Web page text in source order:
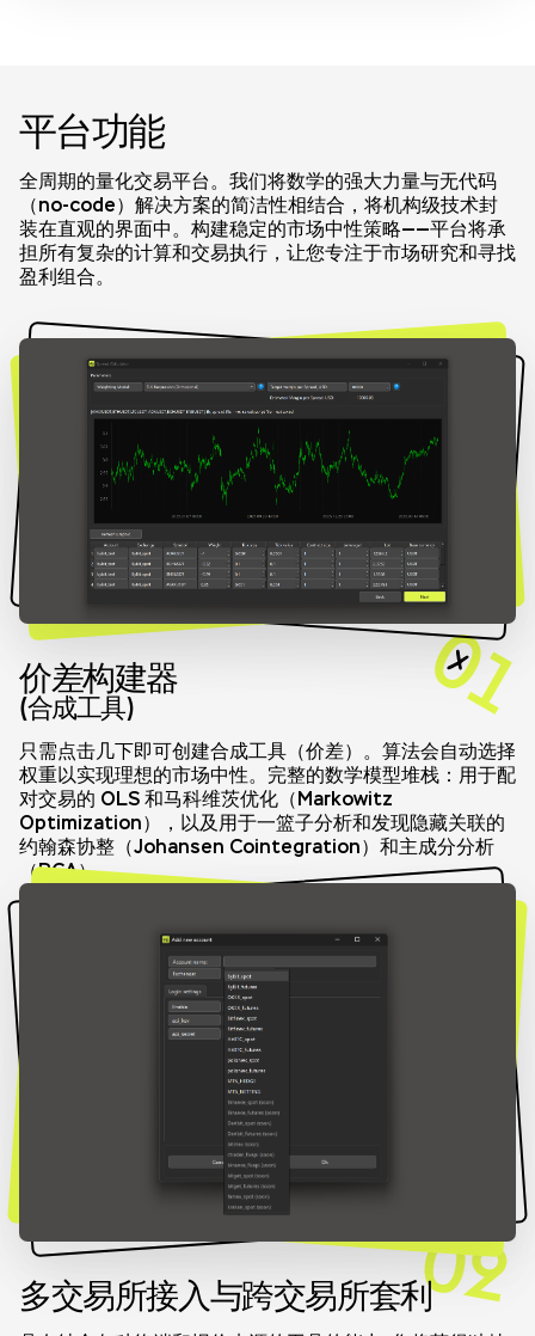
平台功能
全周期的量化交易平台。我们将数学的强大力量与无代码
（no-code）解决方案的简洁性相结合，将机构级技术封
装在直观的界面中。构建稳定的市场中性策略——平台将承
担所有复杂的计算和交易执行，让您专注于市场研究和寻找
盈利组合。
01
价差构建器
(合成工具)
只需点击几下即可创建合成工具（价差）。算法会自动选择
权重以实现理想的市场中性。完整的数学模型堆栈：用于配
对交易的 OLS 和马科维茨优化（Markowitz
Optimization），以及用于一篮子分析和发现隐藏关联的
约翰森协整（Johansen Cointegration）和主成分分析
（PCA）。
02
多交易所接入与跨交易所套利